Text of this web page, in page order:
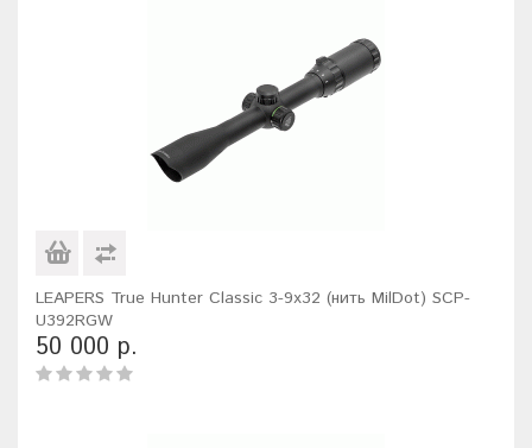
LEAPERS True Hunter Classic 3-9x32 (нить MilDot) SCP-
U392RGW
50 000 р.